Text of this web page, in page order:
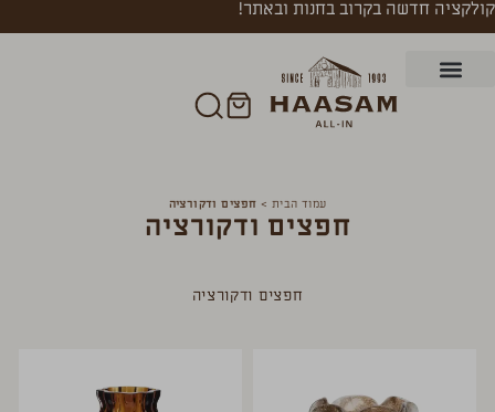
קולקציה חדשה בקרוב בחנות ובאתר!
חפצים ודקורציה
עמוד הבית > חפצים ודקורציה
חפצים ודקורציה